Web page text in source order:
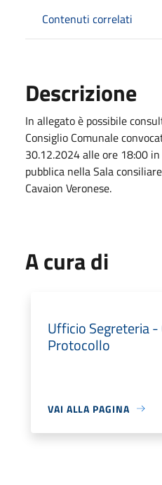
Contenuti correlati
Descrizione
In allegato è possibile
Consiglio Comunale
30.12.2024 alle ore 18:00
pubblica nella Sala
Cavaion Veronese.
A cura di
Ufficio Segreteria
Protocollo
VAI ALLA PAGINA